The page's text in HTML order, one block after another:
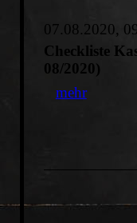
07.08.2020,
Checkliste
08/2020)
mehr